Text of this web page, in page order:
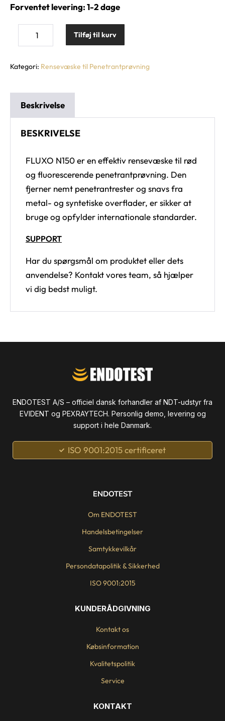
Forventet levering: 1-2 dage
Tilføj til kurv
Kategori: Rensevæske til Penetrantprøvning
Beskrivelse
BESKRIVELSE
FLUXO N150 er en effektiv rensevæske til rød
og fluorescerende penetrantprøvning. Den
fjerner nemt penetrantrester og snavs fra
metal- og syntetiske overflader, er sikker at
bruge og opfylder internationale standarder.
SUPPORT
Har du spørgsmål om produktet eller dets
anvendelse? Kontakt vores team, så hjælper
vi dig bedst muligt.
ENDOTEST A/S – officiel dansk forhandler af NDT-udstyr fra
EVIDENT og PEXRAYTECH. Personlig demo, levering og
support i hele Danmark.
ISO 9001:2015 certificeret
ENDOTEST
Om ENDOTEST
Handelsbetingelser
Samtykkevilkår
Persondatapolitik & Sikkerhed
ISO 9001:2015
KUNDERÅDGIVNING
Kontakt os
Købsinformation
Kvalitetspolitik
Service
KONTAKT